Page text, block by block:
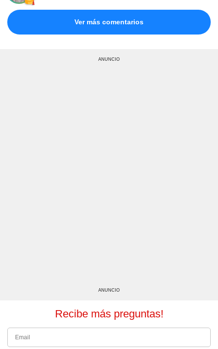
Ver más comentarios
ANUNCIO
ANUNCIO
Recibe más preguntas!